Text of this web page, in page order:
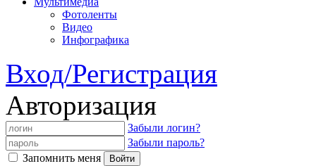
Фотоленты
Видео
Инфографика
Вход/Регистрация
Авторизация
Забыли логин?
Забыли пароль?
Запомнить меня